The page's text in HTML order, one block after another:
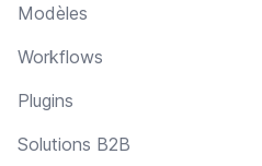
Modèles
Workflows
Plugins
Solutions B2B